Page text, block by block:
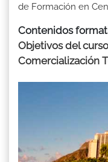
de Formación en
Contenidos
Objetivos del
Comercialización